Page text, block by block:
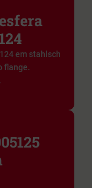
em stahlsch
flange.